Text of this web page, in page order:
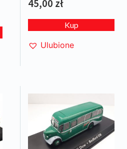
45,00 zł
Kup
Ulubione